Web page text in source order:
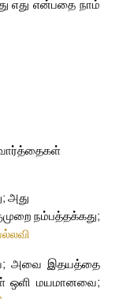
எது என்பதை நாம்
அது
நம்பத்தக்கது;
அவை இதயத்தை
ஒளி மயமானவை;